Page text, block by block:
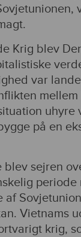
Krig blev
var
på en
sejren
Vietnams
krig,